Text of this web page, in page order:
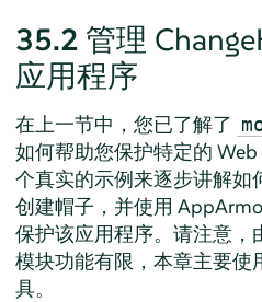
35.2 管理
应用程序
在上一节中，您已了解了
如何帮助您保护特定的
个真实的示例来逐步讲解如
创建帽子，并使用
保护该应用程序。请注意，
模块功能有限，本章主要使
具。